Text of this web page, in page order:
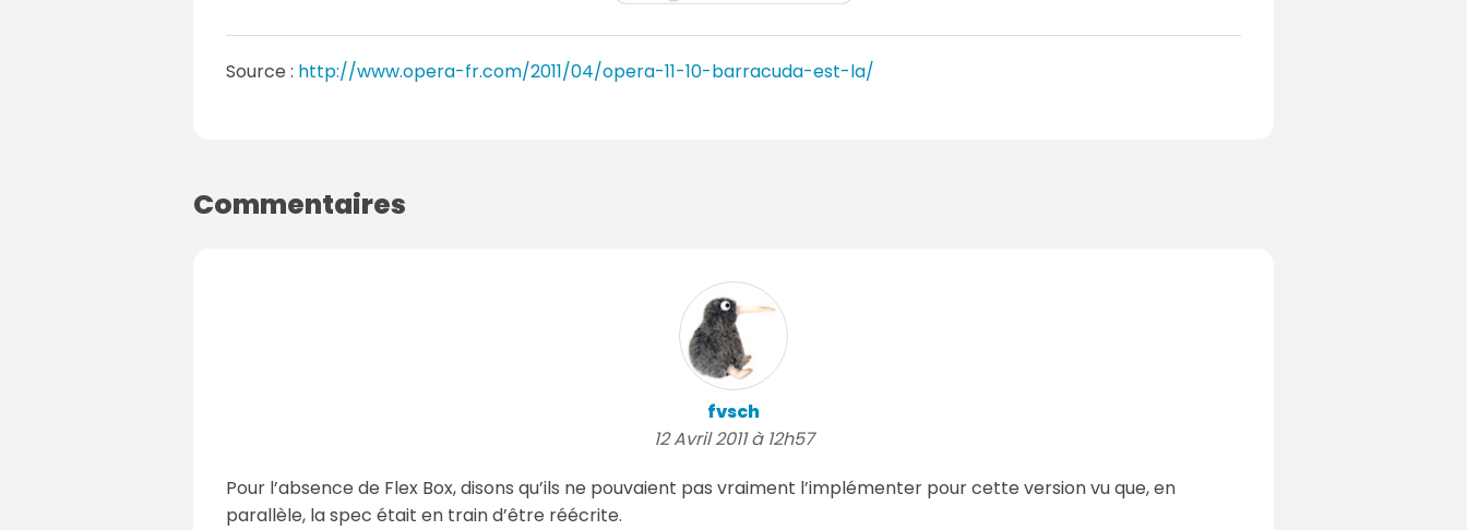
Source : http://www.opera-fr.com/2011/04/opera-11-10-barracuda-est-la/
Commentaires
fvsch
12 Avril 2011 à 12h57
Pour l’absence de Flex Box, disons qu’ils ne pouvaient pas vraiment l’implémenter pour cette version vu que, en
parallèle, la spec était en train d’être réécrite.